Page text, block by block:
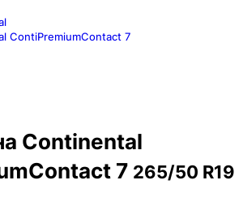
ContiPremiumContact 7
Continental
7 265/50 R19